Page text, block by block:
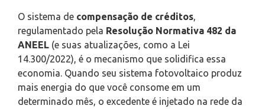
O sistema de compensação de créditos
regulamentado pela Resolução Normativa 482 da
ANEEL (e suas atualizações, como a Lei
14.300/2022), é o mecanismo que solidifica essa
economia. Quando seu sistema fotovoltaico produz
mais energia do que você consome em um
determinado mês, o excedente é injetado na rede da